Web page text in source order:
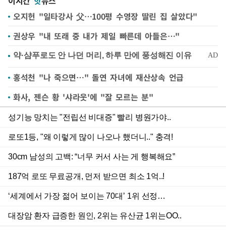
오지헌 "일타강사 父…100평 수영장 딸린 집 살았다"
권상우 "내 또래 중 내가 제일 빠른데 아들은…"
홍석천 "나 죽으면…" 돌연 자녀에 재산상속 언급
화사, 젠슨 황 '샤라웃'에 "잘 모르는 분"